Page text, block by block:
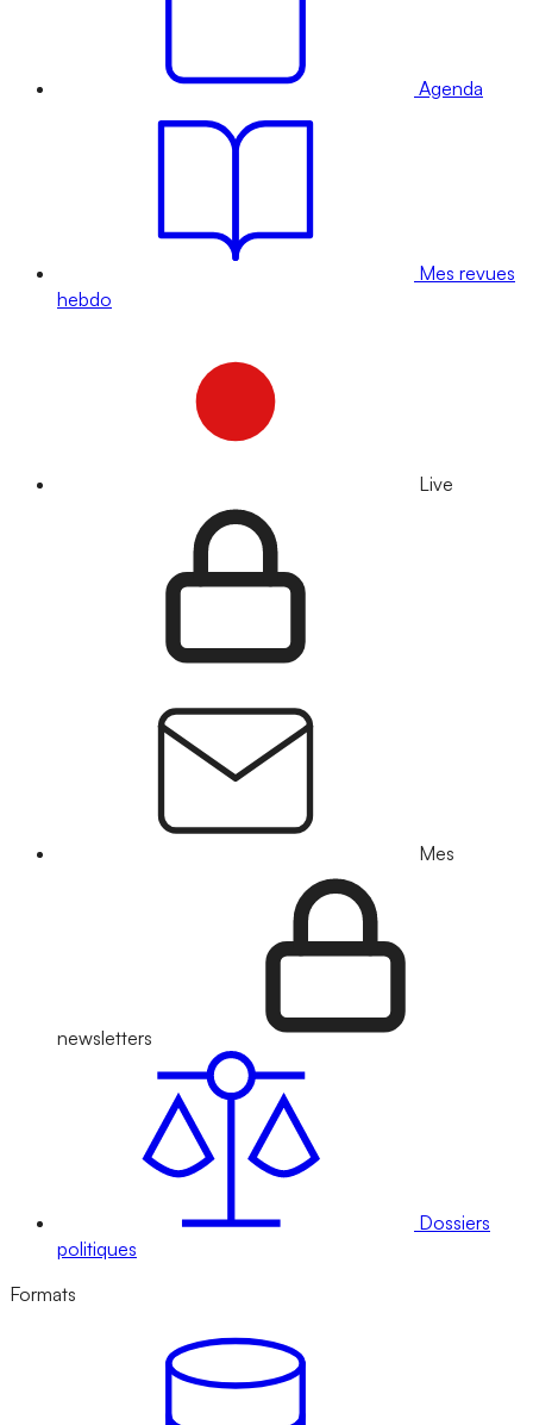
Agenda
Mes revues
hebdo
Live
Mes
newsletters
Dossiers
politiques
Formats